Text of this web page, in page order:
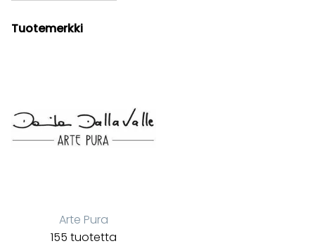
Tuotemerkki
Arte Pura
155 tuotetta